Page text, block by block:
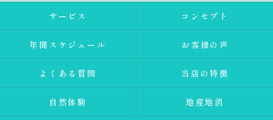
サービス コンセプト
年間スケジュール お客様の声
よくある質問 当店の特徴
自然体験 地産地消